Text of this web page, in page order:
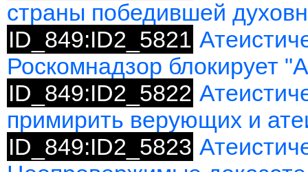
страны победившей
ID_849:ID2_5821
Роскомнадзор блокирует
ID_849:ID2_5822
примирить верующих и
ID_849:ID2_5823